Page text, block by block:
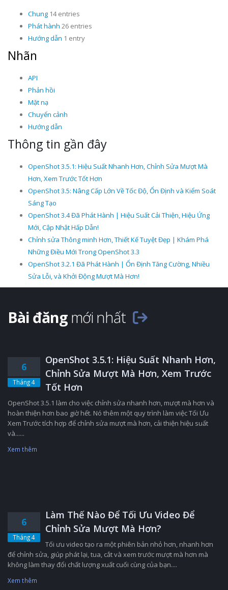
Chung 14 entries
Phát hành 26 entries
Hướng dẫn 1 entry
Nhãn
API
Phản hồi
Mặt nạ
Chuyển cảnh
Hướng dẫn
Thông tin gần đây
OpenShot 3.5.1: Hiệu Suất Nhanh Hơn, Chỉnh Sửa Mượt Mà
Hơn, Xem Trước Tốt Hơn
OpenShot 3.5: Nâng Cấp Lớn Về Tốc Độ, Ổn Định và Kiểm Soát
Sáng Tạo
OpenShot 3.4 Đã Phát Hành | Hiệu Suất Cải Thiện, Hiệu Ứng
Mới, Cập Nhật Hấp Dẫn!
Chỉnh sửa Thông minh Hơn, Thiết Kế Tuyệt Đẹp | Khám Phá
Những Điều Mới Trong OpenShot 3.3
OpenShot 3.2.1 Đã Phát Hành | Ổn Định Tăng Cường, Nhiều
Sửa Lỗi, và Khởi Động Mượt Mà Hơn!
Bài đăng mới nhất
6
Tháng 4
OpenShot 3.5.1: Hiệu Suất Nhanh Hơn,
Chỉnh Sửa Mượt Mà Hơn, Xem Trước
Tốt Hơn
OpenShot 3.5.1 làm cho việc chỉnh sửa nhanh hơn, mượt mà hơn và
hoàn thiện hơn bao giờ hết. Nó thêm một quy trình làm việc Tối Ưu
Xem Trước tích hợp để chỉnh sửa mượt mà hơn, cải thiện hiệu suất
và......
Xem thêm
6
Tháng 4
Làm Thế Nào Để Tối Ưu Video Để
Chỉnh Sửa Mượt Mà Hơn?
Tối ưu video tạo ra một phiên bản nhỏ hơn, nhanh hơn
để chỉnh sửa, giúp phát lại, tua, cắt và xem trước mượt mà hơn mà
không làm thay đổi chất lượng xuất cuối cùng của bạn....
Xem thêm